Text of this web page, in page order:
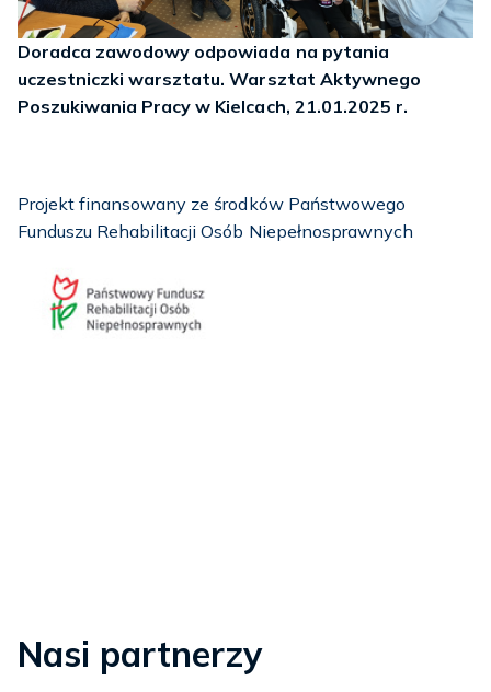
Doradca zawodowy odpowiada na pytania
uczestniczki warsztatu. Warsztat Aktywnego
Poszukiwania Pracy w Kielcach, 21.01.2025 r.
Projekt finansowany ze środków Państwowego
Funduszu Rehabilitacji Osób Niepełnosprawnych
Nasi partnerzy